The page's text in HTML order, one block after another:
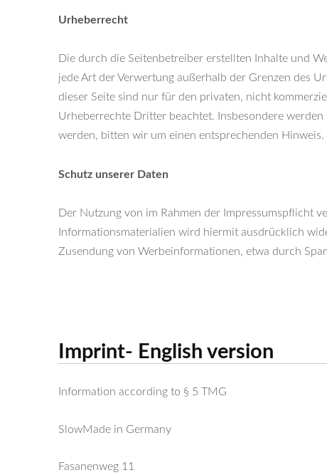
Urheberrecht
Die durch die Seitenbetreiber erstellten Inhalte und
jede Art der Verwertung außerhalb der Grenzen des
dieser Seite sind nur für den privaten, nicht
Urheberrechte Dritter beachtet. Insbesondere
werden, bitten wir um einen entsprechenden
Schutz unserer Daten
Der Nutzung von im Rahmen der Impressumspflicht
Informationsmaterialien wird hiermit ausdrücklich
Zusendung von Werbeinformationen, etwa durch
Imprint- English version
Information according to § 5 TMG
SlowMade in Germany
Fasanenweg 11